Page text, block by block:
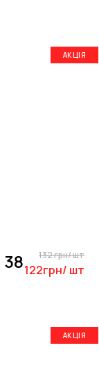
АКЦІЯ
132 грн/ шт
122грн/ шт
АКЦІЯ